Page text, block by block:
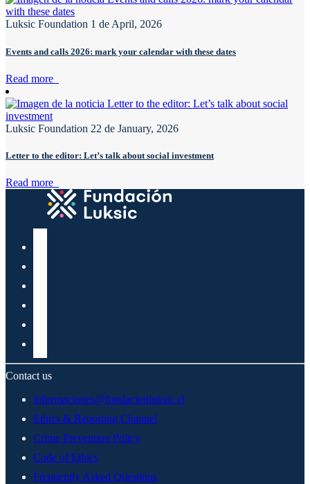
Luksic Foundation 1 de April, 2026
Events and calls 2026: mark your calendar with these dates
Read more
Luksic Foundation 22 de January, 2026
Letter to the editor: Let’s talk about social investment
Read more
Contact us
informaciones@fundacionluksic.cl
Ethics & Reporting Channel
Crime Prevention Policy
Code of Ethics
Frequently Asked Questions